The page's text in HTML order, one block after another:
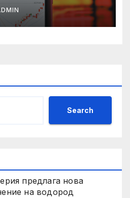
Search
предлага нова
на водород